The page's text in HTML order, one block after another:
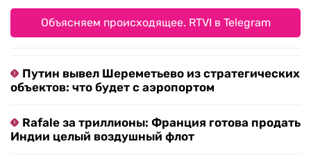
Объясняем происходящее. RTVI в Telegram
Путин вывел Шереметьево из стратегических
объектов: что будет с аэропортом
Rafale за триллионы: Франция готова продать
Индии целый воздушный флот